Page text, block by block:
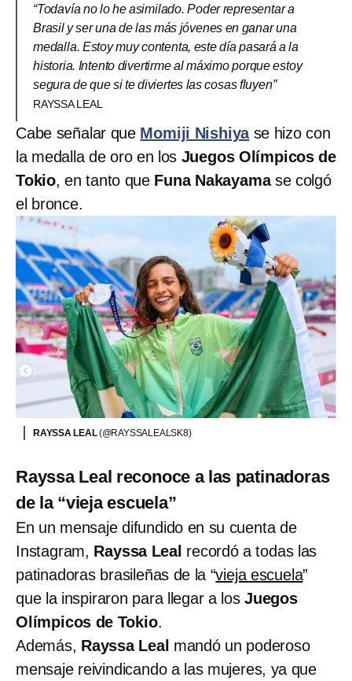
“Todavía no lo he asimilado. Poder representar a
Brasil y ser una de las más jóvenes en ganar una
medalla. Estoy muy contenta, este día pasará a la
historia. Intento divertirme al máximo porque estoy
segura de que si te diviertes las cosas fluyen”
RAYSSA LEAL
Cabe señalar que Momiji Nishiyase hizo con
la medalla de oro en los Juegos Olímpicos de
Tokio, en tanto que Funa Nakayamase colgó
el bronce.
RAYSSA LEAL(@RAYSSALEALSK8)
Rayssa Leal reconoce a las patinadoras
de la “vieja escuela”
En un mensaje difundido en su cuenta de
Instagram, Rayssa Leal recordó a todas las
patinadoras brasileñas de la “vieja escuela”
que la inspiraron para llegar a los Juegos
Olímpicos de Tokio.
Además, Rayssa Leal mandó un poderoso
mensaje reivindicando a las mujeres, ya que